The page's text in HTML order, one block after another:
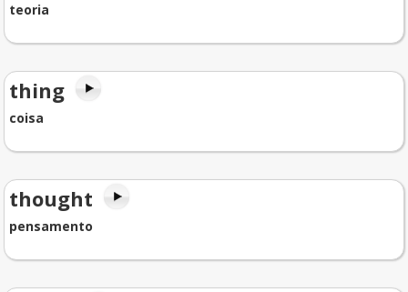
teoria
thing
coisa
thought
pensamento